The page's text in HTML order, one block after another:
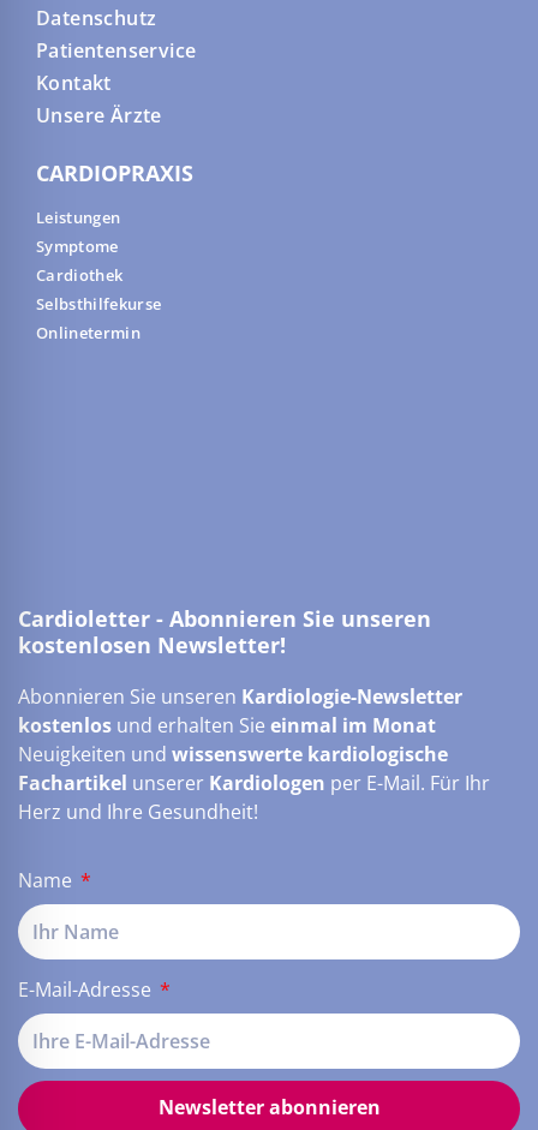
Datenschutz
Patientenservice
Kontakt
Unsere Ärzte
CARDIOPRAXIS
Leistungen
Symptome
Cardiothek
Selbsthilfekurse
Onlinetermin
Cardioletter - Abonnieren Sie unseren
kostenlosen Newsletter!
Abonnieren Sie unseren Kardiologie-Newsletter
kostenlos und erhalten Sie einmal im Monat
Neuigkeiten und wissenswerte kardiologische
Fachartikel unserer Kardiologen per E-Mail. Für Ihr
Herz und Ihre Gesundheit!
Name
E-Mail-Adresse
Newsletter abonnieren